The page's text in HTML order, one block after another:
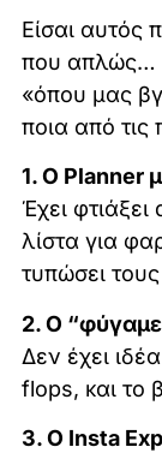
Είσαι αυτός
που απλώς…
«όπου μας
ποια από τις
1. Ο Planner
Έχει
λίστα για
τυπώσει
2. Ο
Δεν έχει
flops, και το
3. Ο Insta